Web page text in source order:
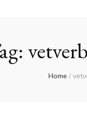
Home /